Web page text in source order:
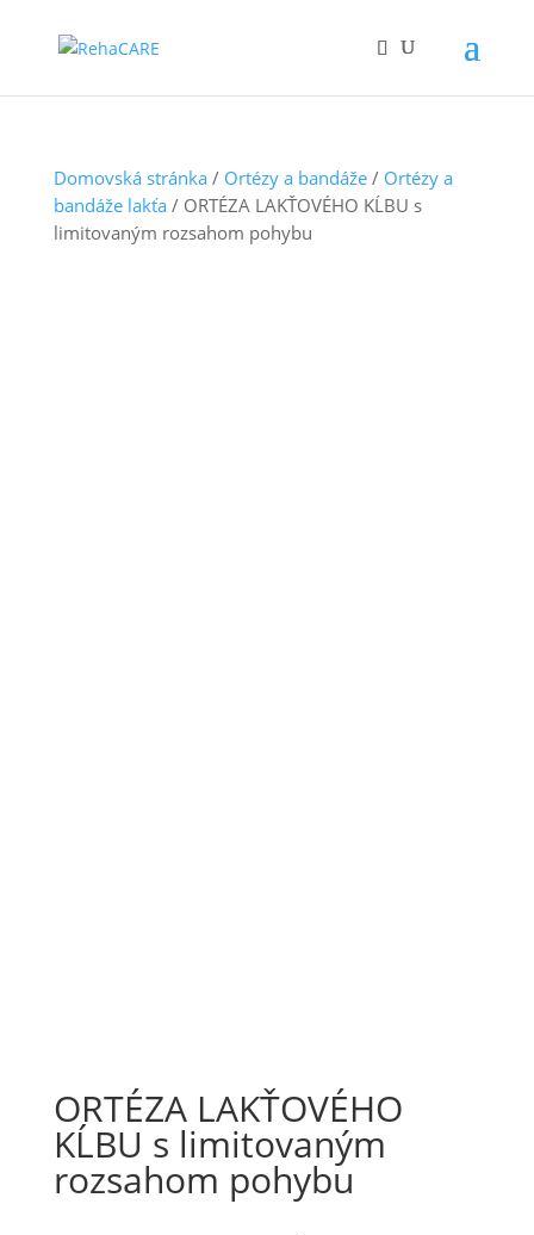
Domovská stránka/ Ortézy a bandáže/ Ortézy a
bandáže lakťa/ ORTÉZA LAKŤOVÉHO KĹBU s
limitovaným rozsahom pohybu
ORTÉZA LAKŤOVÉHO
KĹBU s limitovaným
rozsahom pohybu